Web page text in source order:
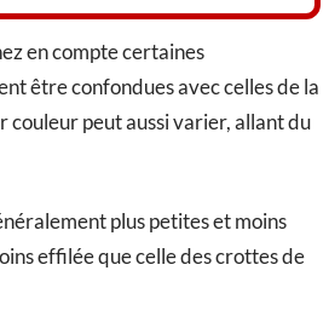
en compte certaines
être confondues avec celles de la
couleur peut aussi varier, allant du
plus petites et moins
effilée que celle des crottes de